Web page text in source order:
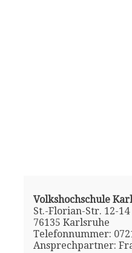
Volkshochschule
St.-Florian-Str. 12-14
76135 Karlsruhe
Telefonnummer:
Ansprechpartner: